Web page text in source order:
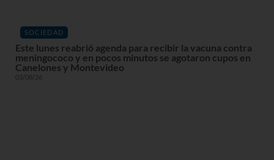
SOCIEDAD
Este lunes reabrió agenda para recibir la vacuna contra
meningococo y en pocos minutos se agotaron cupos en
Canelones y Montevideo
03/08/26